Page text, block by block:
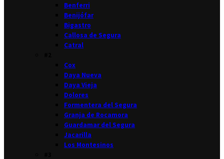
Benferri
Benijófar
Bigastro
Callosa de Segura
Catral
Cox
Daya Nueva
Daya Vieja
Dolores
Formentera del Segura
Granja de Rocamora
Guardamar del Segura
Jacarilla
Los Montesinos